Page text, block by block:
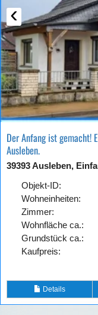
‹
Der Anfang ist gemacht!
Ausleben.
39393 Ausleben,
Objekt-ID:
Wohneinheiten:
Zimmer:
Wohnfläche ca.:
Grund­stück ca.:
Kaufpreis:
Details